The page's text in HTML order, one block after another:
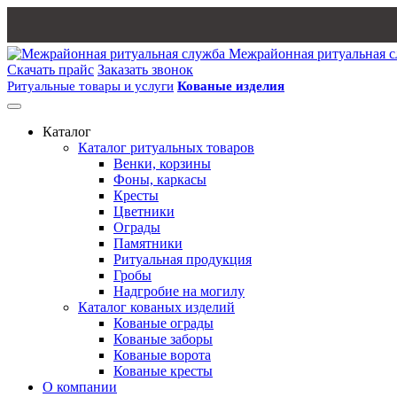
Межрайонная ритуальная
Скачать прайс Заказать звонок
Ритуальные товары и услуги Кованые изделия
Каталог
Каталог ритуальных товаров
Венки, корзины
Фоны, каркасы
Кресты
Цветники
Ограды
Памятники
Ритуальная продукция
Гробы
Надгробие на могилу
Каталог кованых изделий
Кованые ограды
Кованые заборы
Кованые ворота
Кованые кресты
О компании